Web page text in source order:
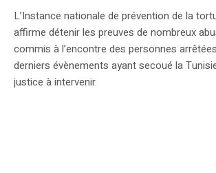
L’Instance nationale de prévention de la
affirme détenir les preuves de nombreux
commis à l’encontre des personnes
derniers évènements ayant secoué la
justice à intervenir.